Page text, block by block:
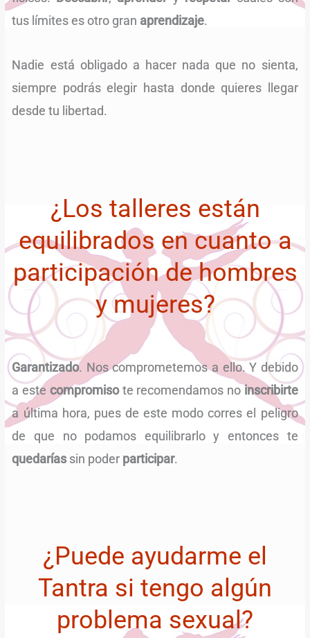
tus límites es otro gran aprendizaje.
Nadie está obligado a hacer nada que no sienta,
siempre podrás elegir hasta donde quieres llegar
desde tu libertad.
¿Los talleres están
equilibrados en cuanto a
participación de hombres
y mujeres?
Garantizado. Nos comprometemos a ello. Y debido
a este compromisote recomendamos noinscribirte
a última hora, pues de este modo corres el peligro
de que no podamos equilibrarlo y entonces te
quedarías sin poder participar.
¿Puede ayudarme el
Tantra si tengo algún
problema sexual?